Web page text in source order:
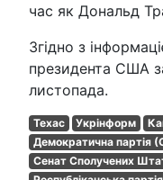
час як Дональд
Згідно з
президента США
листопада.
Техас Укрінформ
Демократична партія
Сенат Сполучених